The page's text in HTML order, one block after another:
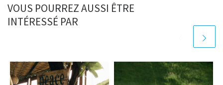
VOUS POURREZ AUSSI ÊTRE
INTÉRESSÉ PAR